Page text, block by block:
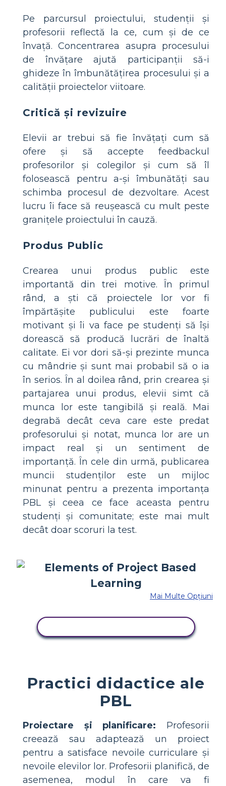
Pe parcursul proiectului, studenții și
profesorii reflectă la ce, cum și de ce
învață. Concentrarea asupra procesului
de învățare ajută participanții să-i
ghideze în îmbunătățirea procesului și a
calității proiectelor viitoare.
Critică și revizuire
Elevii ar trebui să fie învățați cum să
ofere și să accepte feedbackul
profesorilor și colegilor și cum să îl
folosească pentru a-și îmbunătăți sau
schimba procesul de dezvoltare. Acest
lucru îi face să reușească cu mult peste
granițele proiectului în cauză.
Produs Public
Crearea unui produs public este
importantă din trei motive. În primul
rând, a ști că proiectele lor vor fi
împărtășite publicului este foarte
motivant și îi va face pe studenți să își
dorească să producă lucrări de înaltă
calitate. Ei vor dori să-și prezinte munca
cu mândrie și sunt mai probabil să o ia
în serios. În al doilea rând, prin crearea și
partajarea unui produs, elevii simt că
munca lor este tangibilă și reală. Mai
degrabă decât ceva care este predat
profesorului și notat, munca lor are un
impact real și un sentiment de
importanță. În cele din urmă, publicarea
muncii studenților este un mijloc
minunat pentru a prezenta importanța
PBL și ceea ce face aceasta pentru
studenți și comunitate; este mai mult
decât doar scoruri la test.
Mai Multe Opțiuni
Practici didactice ale
PBL
Proiectare și planificare: Profesorii
creează sau adaptează un proiect
pentru a satisface nevoile curriculare și
nevoile elevilor lor. Profesorii planifică, de
asemenea, modul în care va fi